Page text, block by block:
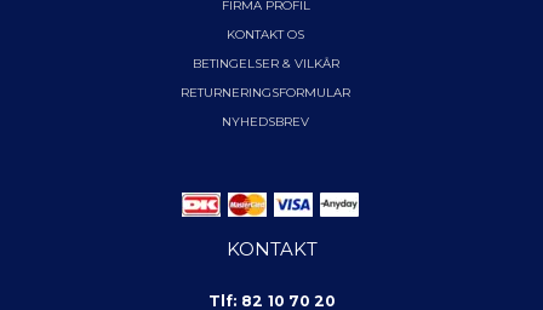
FIRMA PROFIL
KONTAKT OS
BETINGELSER & VILKÅR
RETURNERINGSFORMULAR
NYHEDSBREV
KONTAKT
Tlf: 82 10 70 20